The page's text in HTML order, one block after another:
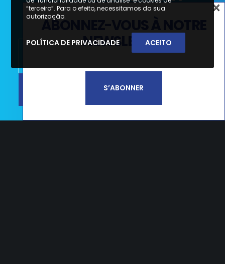
NEWSLETTER
Li e aceito aPolítica de Privacidade e
“terceiro”. Para o efeito, necessitamos da sua
autorização.
POLÍTICA DE PRIVACIDADE ACEITO
SUBSCREVA A NOSSA
NEWSLETTER
SUBSCREVER
×
ABONNEZ-VOUS À NOTRE
NEWSLETTER
S’ABONNER
×